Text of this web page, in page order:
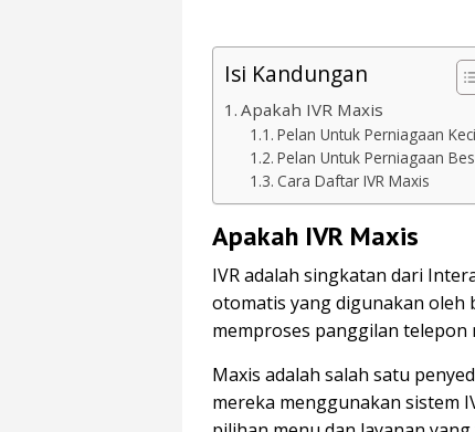
Isi Kandungan
Apakah IVR Maxis
Pelan Untuk Perniagaan
Pelan Untuk Perniagaan
Cara Daftar IVR Maxis
Apakah IVR Maxis
IVR adalah singkatan dari
otomatis yang digunakan oleh
memproses panggilan telepon
Maxis adalah salah satu
mereka menggunakan sistem